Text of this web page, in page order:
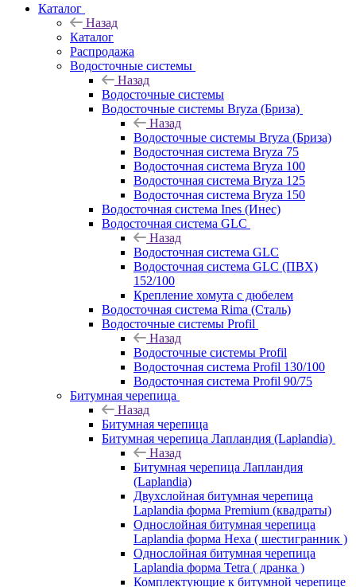
Каталог
Назад
Каталог
Распродажа
Водосточные системы
Назад
Водосточные системы
Водосточные системы Bryza (Бриза)
Назад
Водосточные системы Bryza (Бриза)
Водосточная система Bryza 75
Водосточная система Bryza 100
Водосточная система Bryza 125
Водосточная система Bryza 150
Водосточная система Ines (Инес)
Водосточная система GLC
Назад
Водосточная система GLC
Водосточная система GLC (ПВХ)
152/100
Крепление хомута с дюбелем
Водосточная система Rima (Сталь)
Водосточные системы Profil
Назад
Водосточные системы Profil
Водосточная система Profil 130/100
Водосточная система Profil 90/75
Битумная черепица
Назад
Битумная черепица
Битумная черепица Лапландия (Laplandia)
Назад
Битумная черепица Лапландия
(Laplandia)
Двухслойная битумная черепица
Laplandia форма Premium (квадраты)
Однослойная битумная черепица
Laplandia форма Hexa ( шестигранник )
Однослойная битумная черепица
Laplandia форма Tetra ( дранка )
Комплектующие к битумной черепице